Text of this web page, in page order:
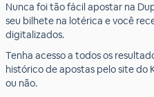
Nunca foi tão fácil apostar na
seu bilhete na lotérica e você
digitalizados.
Tenha acesso a todos os
histórico de apostas pelo site do
ou não.